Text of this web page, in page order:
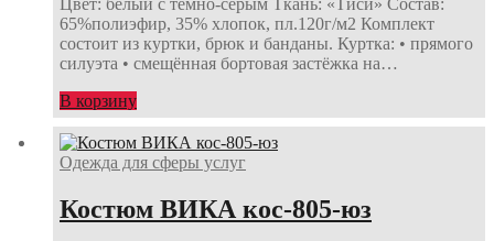
Цвет: белый с темно-серым Ткань: «Тиси» Состав:
65%полиэфир, 35% хлопок, пл.120г/м2 Комплект
состоит из куртки, брюк и банданы. Куртка: • прямого
силуэта • смещённая бортовая застёжка на…
В корзину
Одежда для сферы услуг
Костюм ВИКА кос-805-юз